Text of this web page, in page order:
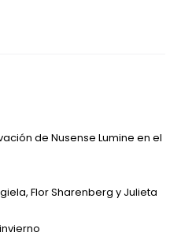
de Nusense Lumine en el
Flor Sharenberg y Julieta